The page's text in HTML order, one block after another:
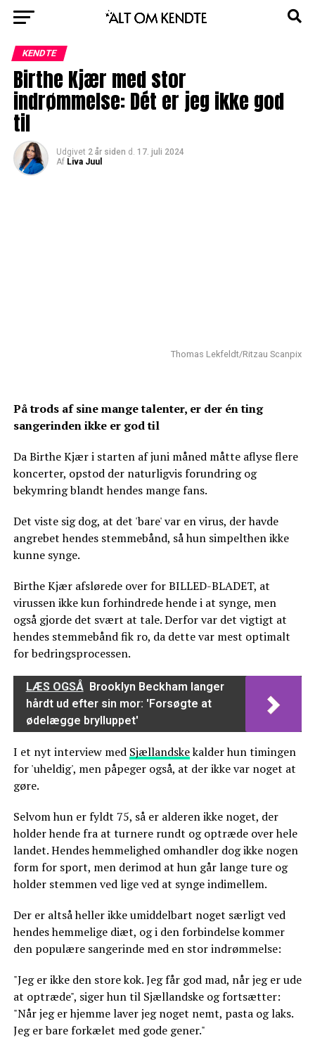
KENDTE
Birthe Kjær med stor
indrømmelse: Dét er jeg ikke god
til
Udgivet 2 år siden d. 17. juli 2024
Af Liva Juul
Thomas Lekfeldt/Ritzau Scanpix
På trods af sine mange talenter, er der én ting
sangerinden ikke er god til
Da Birthe Kjær i starten af juni måned måtte aflyse flere
koncerter, opstod der naturligvis forundring og
bekymring blandt hendes mange fans.
Det viste sig dog, at det 'bare' var en virus, der havde
angrebet hendes stemmebånd, så hun simpelthen ikke
kunne synge.
Birthe Kjær afslørede over for BILLED-BLADET, at
virussen ikke kun forhindrede hende i at synge, men
også gjorde det svært at tale. Derfor var det vigtigt at
hendes stemmebånd fik ro, da dette var mest optimalt
for bedringsprocessen.
LÆS OGSÅ Brooklyn Beckham langer
hårdt ud efter sin mor: 'Forsøgte at
ødelægge brylluppet'
I et nyt interview med Sjællandskekalder hun timingen
for 'uheldig', men påpeger også, at der ikke var noget at
gøre.
Selvom hun er fyldt 75, så er alderen ikke noget, der
holder hende fra at turnere rundt og optræde over hele
landet. Hendes hemmelighed omhandler dog ikke nogen
form for sport, men derimod at hun går lange ture og
holder stemmen ved lige ved at synge indimellem.
Der er altså heller ikke umiddelbart noget særligt ved
hendes hemmelige diæt, og i den forbindelse kommer
den populære sangerinde med en stor indrømmelse:
"Jeg er ikke den store kok. Jeg får god mad, når jeg er ude
at optræde", siger hun til Sjællandske og fortsætter:
"Når jeg er hjemme laver jeg noget nemt, pasta og laks.
Jeg er bare forkælet med gode gener."